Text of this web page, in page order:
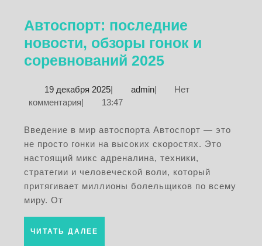
Автоспорт: последние
новости, обзоры гонок и
соревнований 2025Автоспорт:
новости,
гонок
и
2025
19 декабря 202519
декабря
| adminadmin
|
Нет
комментария| 13:47
Введение в мир автоспорта Автоспорт — это
не просто гонки на высоких скоростях. Это
настоящий микс адреналина, техники,
стратегии и человеческой воли, который
притягивает миллионы болельщиков по всему
миру. От
ЧИТАТЬ ДАЛЕЕ